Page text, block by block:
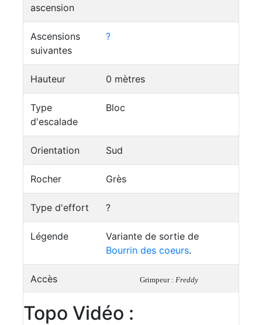
ascension
Ascensions
suivantes
?
Hauteur 0 mètres
Type
d'escalade
Bloc
Orientation Sud
Rocher Grès
Type d'effort ?
Légende
Variante de sortie de
Bourrin des coeurs.
Accès Grimpeur : Freddy
Topo Vidéo :